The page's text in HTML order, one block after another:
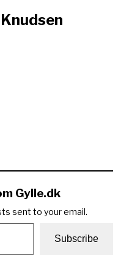
Gylle.dk
sent to your email.
Subscribe